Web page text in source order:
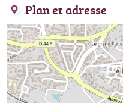
Plan et adresse